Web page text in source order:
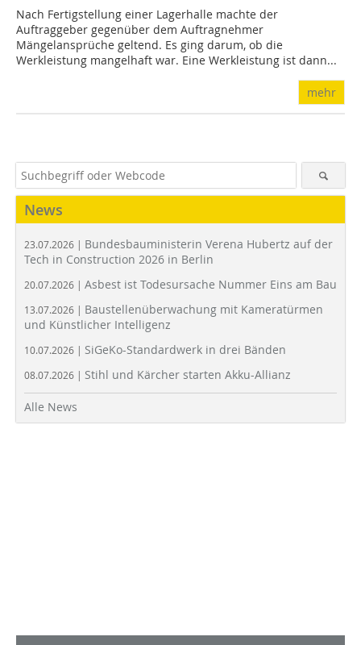
Nach Fertigstellung einer Lagerhalle machte der
Auftraggeber gegenüber dem Auftragnehmer
Mängelansprüche geltend. Es ging darum, ob die
Werkleistung mangelhaft war. Eine Werkleistung ist dann...
mehr
News
23.07.2026 | Bundesbauministerin Verena Hubertz auf der
Tech in Construction 2026 in Berlin
20.07.2026 | Asbest ist Todesursache Nummer Eins am Bau
13.07.2026 | Baustellenüberwachung mit Kameratürmen
und Künstlicher Intelligenz
10.07.2026 | SiGeKo-Standardwerk in drei Bänden
08.07.2026 | Stihl und Kärcher starten Akku-Allianz
Alle News